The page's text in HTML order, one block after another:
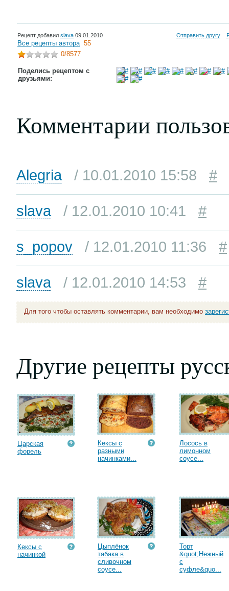
Рецепт добавил slava 09.01.2010 Отправить другу
Все рецепты автора 55
0/8577
Поделись рецептом с
друзьями:
Комментарии
Alegria / 10.01.2010 15:58 #
slava / 12.01.2010 10:41 #
s_popov / 12.01.2010 11:36 #
slava / 12.01.2010 14:53 #
Для того чтобы оставлять комментарии, вам необходимо
Другие рецепты
Царская
форель
Кексы с
разными
начинками...
Лосось в
лимонном
соусе...
Кексы с
начинкой
Цыплёнок
табака в
сливочном
соусе...
Торт
&quot;Нежный
с
суфле&quo...